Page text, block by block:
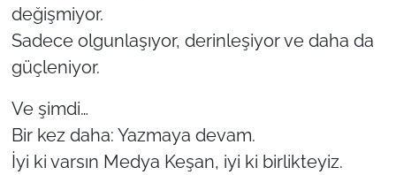
değişmiyor.
Sadece olgunlaşıyor, derinleşiyor ve daha da
güçleniyor.
Ve şimdi…
Bir kez daha: Yazmaya devam.
İyi ki varsın Medya Keşan, iyi ki birlikteyiz.